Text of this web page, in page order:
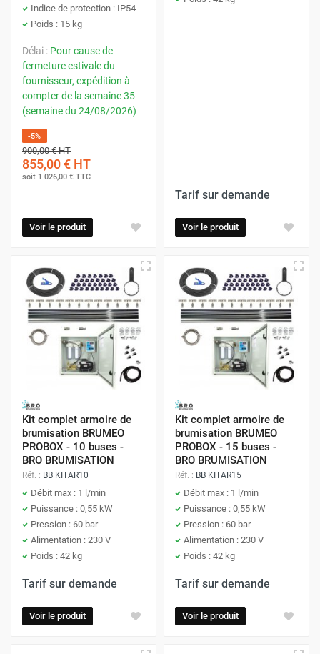
Indice de protection : IP54
Poids : 15 kg
Délai : Pour cause de
fermeture estivale du
fournisseur, expédition à
compter de la semaine 35
(semaine du 24/08/2026)
-5%
900,00 €HT
855,00 € HT
soit 1 026,00 € TTC
Voir le produit
Tarif sur demande
Voir le produit
Kit complet armoire de
brumisation BRUMEO
PROBOX - 10 buses -
BRO BRUMISATION
Réf. : BB KITAR10
Débit max : 1 l/min
Puissance : 0,55 kW
Pression : 60 bar
Alimentation : 230 V
Poids : 42 kg
Tarif sur demande
Voir le produit
Kit complet armoire de
brumisation BRUMEO
PROBOX - 15 buses -
BRO BRUMISATION
Réf. : BB KITAR15
Débit max : 1 l/min
Puissance : 0,55 kW
Pression : 60 bar
Alimentation : 230 V
Poids : 42 kg
Tarif sur demande
Voir le produit